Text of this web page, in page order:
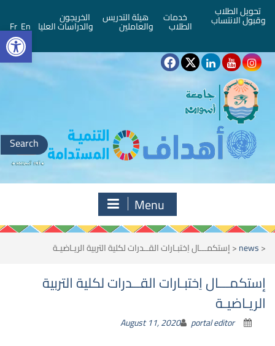
تحويل الطلاب
وقبول الانتساب خدمات
الطلاب
هيئة التدريس
والعاملين
الخريجون
والدراسات العليا En
Fr
Search
for:
Menu
<
news
<إستكمـــال اِختبـارات القــدرات لكلية التربية الريـاضيـة
إستكمـــال اِختبـارات القــدرات لكلية التربية
الريـاضيـة
August 11, 2020 portal editor